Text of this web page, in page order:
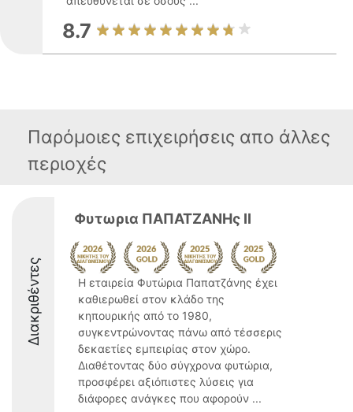
8.7
Παρόμοιες επιχειρήσεις απο άλλες
περιοχές
Διακριθέντες
Φυτωρια ΠΑΠΑΤΖΑΝΗς ΙΙ
Η εταιρεία Φυτώρια Παπατζάνης έχει
καθιερωθεί στον κλάδο της
κηπουρικής από το 1980,
συγκεντρώνοντας πάνω από τέσσερις
δεκαετίες εμπειρίας στον χώρο.
Διαθέτοντας δύο σύγχρονα φυτώρια,
προσφέρει αξιόπιστες λύσεις για
διάφορες ανάγκες που αφορούν ...